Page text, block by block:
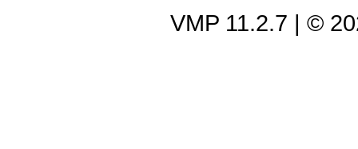
VMP 11.2.7 | ©